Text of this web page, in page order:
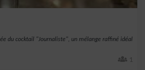
du cocktail "Journaliste", un mélange raffiné idéal
1